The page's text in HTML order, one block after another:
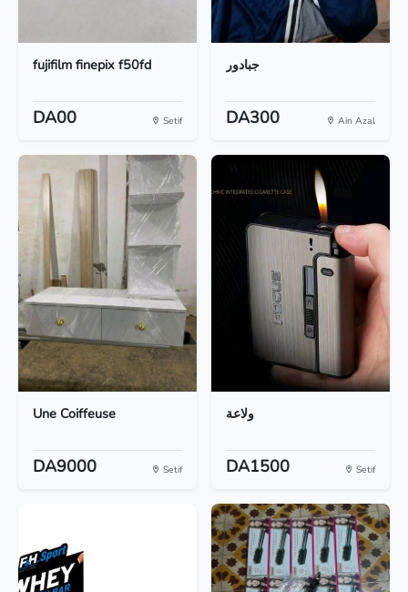
fujifilm finepix f50fd
DA00 Setif
جبادور
DA300 Ain Azal
Une Coiffeuse
DA9000 Setif
ولاعة
DA1500 Setif